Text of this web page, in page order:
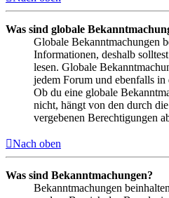
Was sind globale
Globale Bekanntmachungen
Informationen, deshalb
lesen. Globale
jedem Forum und ebenfalls
Ob du eine globale
nicht, hängt von den durch
vergebenen Berechtigungen
Nach oben
Was sind Bekanntmachungen?
Bekanntmachungen